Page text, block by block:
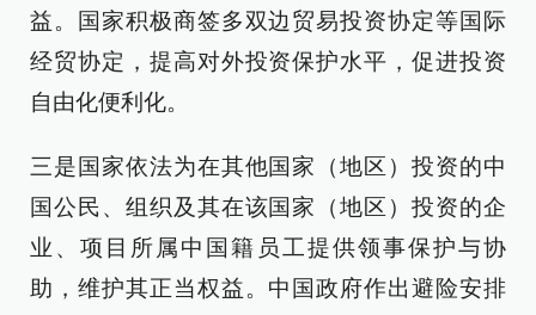
益。国家积极商签多双边贸易投资协定等国际
经贸协定，提高对外投资保护水平，促进投资
自由化便利化。
三是国家依法为在其他国家（地区）投资的中
国公民、组织及其在该国家（地区）投资的企
业、项目所属中国籍员工提供领事保护与协
助，维护其正当权益。中国政府作出避险安排